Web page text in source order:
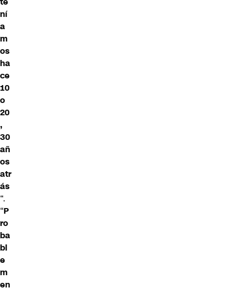
ní
a
m
os
ha
ce
10
o
20
,
30
añ
os
atr
ás
“.
“P
ro
ba
bl
e
m
en